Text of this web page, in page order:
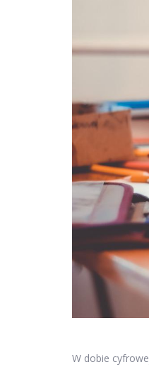
W dobie